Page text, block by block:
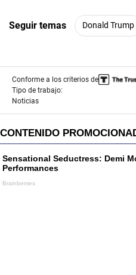
Seguir temas Donald Trump
Conforme a los criterios de
Tipo de trabajo:
Noticias